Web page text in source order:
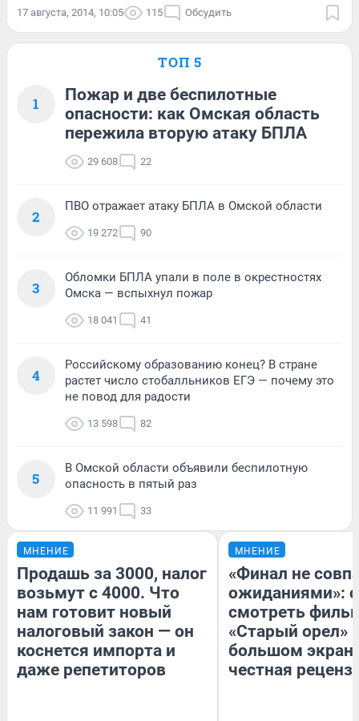
17 августа, 2014, 10:05 115 Обсудить
ТОП 5
1
Пожар и две беспилотные
опасности: как Омская область
пережила вторую атаку БПЛА
29 608 22
2
ПВО отражает атаку БПЛА в Омской области
19 272 90
3
Обломки БПЛА упали в поле в окрестностях
Омска — вспыхнул пожар
18 041 41
4
Российскому образованию конец? В стране
растет число стобалльников ЕГЭ — почему это
не повод для радости
13 598 82
5
В Омской области объявили беспилотную
опасность в пятый раз
11 991 33
МНЕНИЕ
Продашь за 3000, налог
возьмут с 4000. Что
нам готовит новый
налоговый закон — он
коснется импорта и
даже репетиторов
МНЕНИЕ
«Финал не
ожиданиями»:
смотреть
«Старый орел»
большом
честная